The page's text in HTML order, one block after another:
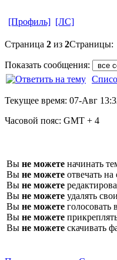
[Профиль] [ЛС]
Страница 2 из 2Страницы:
Показать сообщения:
Текущее время: 07-Авг
Часовой пояс: GMT + 4
Вы не можете начинать
Вы не можете отвечать
Вы не можете
Вы не можете удалять
Вы не можете голосовать
Вы не можете
Вы не можете скачивать